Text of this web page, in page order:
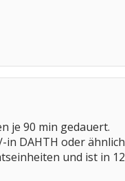
je 90 min gedauert.
DAHTH oder
und ist in